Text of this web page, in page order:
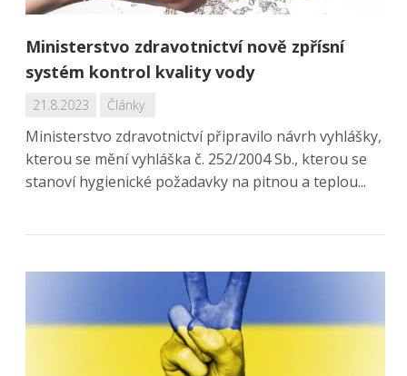
Ministerstvo zdravotnictví nově zpřísní
systém kontrol kvality vody
21.8.2023 Články
Ministerstvo zdravotnictví připravilo návrh vyhlášky,
kterou se mění vyhláška č. 252/2004 Sb., kterou se
stanoví hygienické požadavky na pitnou a teplou...